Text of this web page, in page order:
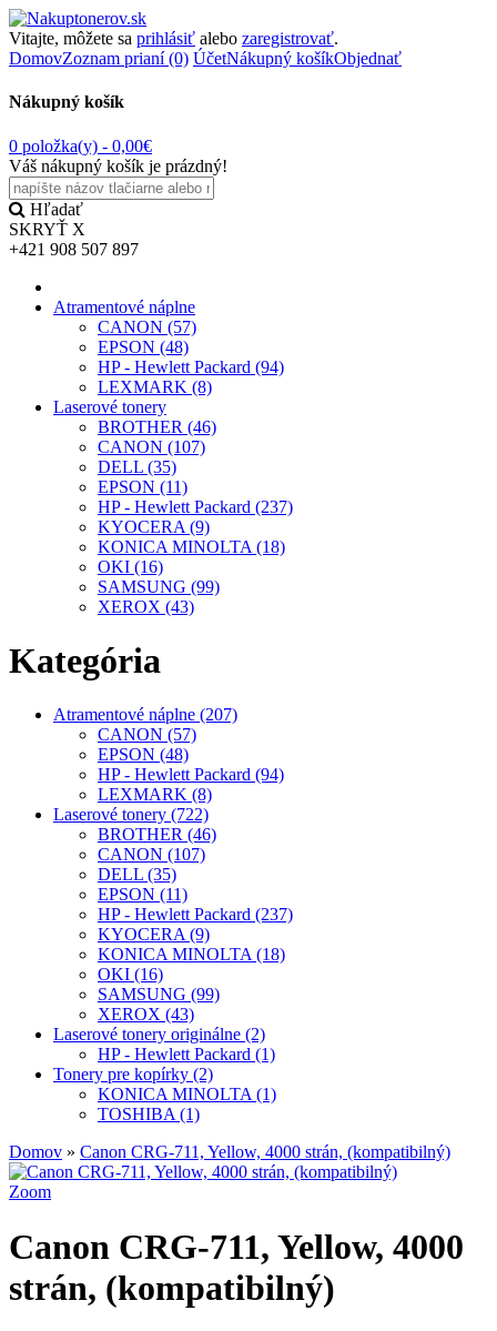
Vitajte, môžete sa prihlásiť alebo zaregistrovať.
DomovZoznam prianí (0) ÚčetNákupný košíkObjednať
Nákupný košík
0 položka(y) - 0,00€
Váš nákupný košík je prázdný!
Hľadať
SKRYŤ X
+421 908 507 897
Atramentové náplne
CANON (57)
EPSON (48)
HP - Hewlett Packard (94)
LEXMARK (8)
Laserové tonery
BROTHER (46)
CANON (107)
DELL (35)
EPSON (11)
HP - Hewlett Packard (237)
KYOCERA (9)
KONICA MINOLTA (18)
OKI (16)
SAMSUNG (99)
XEROX (43)
Kategória
Atramentové náplne (207)
CANON (57)
EPSON (48)
HP - Hewlett Packard (94)
LEXMARK (8)
Laserové tonery (722)
BROTHER (46)
CANON (107)
DELL (35)
EPSON (11)
HP - Hewlett Packard (237)
KYOCERA (9)
KONICA MINOLTA (18)
OKI (16)
SAMSUNG (99)
XEROX (43)
Laserové tonery originálne (2)
HP - Hewlett Packard (1)
Tonery pre kopírky (2)
KONICA MINOLTA (1)
TOSHIBA (1)
Domov » Canon CRG-711, Yellow, 4000 strán, (kompatibilný)
Zoom
Canon CRG-711, Yellow, 4000
strán, (kompatibilný)